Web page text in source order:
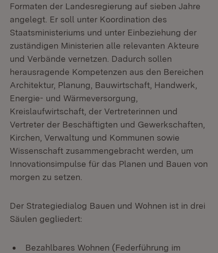
Formaten der Landesregierung auf sieben Jahre
angelegt. Er soll unter Koordination des
Staatsministeriums und unter Einbeziehung der
zuständigen Ministerien alle relevanten Akteure
und Verbände vernetzen. Dadurch sollen
herausragende Kompetenzen aus den Bereichen
Architektur, Planung, Bauwirtschaft, Handwerk,
Energie- und Wärmeversorgung,
Kreislaufwirtschaft, der Vertreterinnen und
Vertreter der Beschäftigten und Gewerkschaften,
Kirchen, Verwaltung und Kommunen sowie
Wissenschaft zusammengebracht werden, um
Innovationsimpulse für das Planen und Bauen von
morgen zu setzen.
Der Strategiedialog Bauen und Wohnen ist in drei
Säulen gegliedert:
Bezahlbares Wohnen (Federführung im